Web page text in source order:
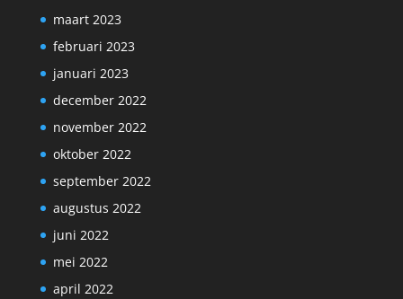
maart 2023
februari 2023
januari 2023
december 2022
november 2022
oktober 2022
september 2022
augustus 2022
juni 2022
mei 2022
april 2022